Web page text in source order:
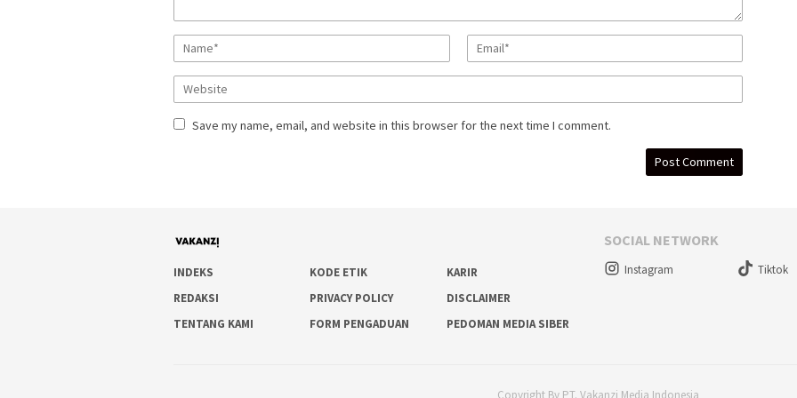
Save my name, email, and website in this browser for the next time I comment.
INDEKS KODE ETIK
KARIR
REDAKSI
PRIVACY POLICY
DISCLAIMER
TENTANG KAMI
FORM PENGADUAN PEDOMAN MEDIA SIBER
SOCIAL NETWORK
Instagram Tiktok
Copyright By PT. Vakanzi Media Indonesia